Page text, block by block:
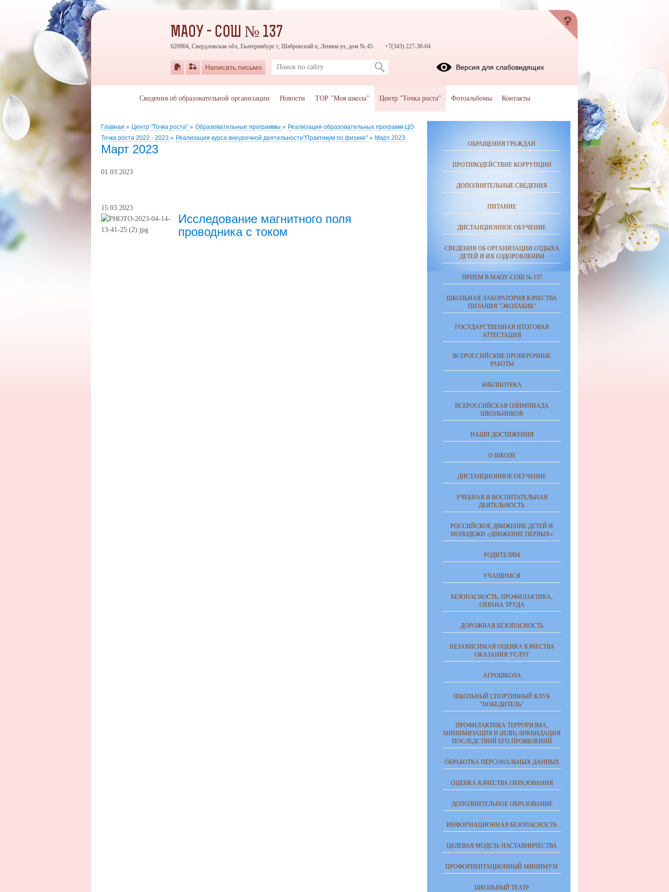
Главная » Центр "Точка роста" » Образовательные программы » Реализация образовательных программ ЦО
Точка роста 2022 - 2023 » Реализация курса внеурочной деятельности"Практикум по физике" » Март 2023
Март 2023
01.03.2023
15.03.2023
Исследование магнитного поля
проводника с током
ОБРАЩЕНИЯ ГРАЖДАН
ПРОТИВОДЕЙСТВИЕ КОРРУПЦИИ
ДОПОЛНИТЕЛЬНЫЕ СВЕДЕНИЯ
ПИТАНИЕ
ДИСТАНЦИОННОЕ ОБУЧЕНИЕ
СВЕДЕНИЯ ОБ ОРГАНИЗАЦИИ ОТДЫХА
ДЕТЕЙ И ИХ ОЗДОРОВЛЕНИИ
ПРИЕМ В МАОУ-СОШ № 137
ШКОЛЬНАЯ ЛАБОРАТОРИЯ КАЧЕСТВА
ПИТАНИЯ "ЭКОЛАБИК"
ГОСУДАРСТВЕННАЯ ИТОГОВАЯ
АТТЕСТАЦИЯ
ВСЕРОССИЙСКИЕ ПРОВЕРОЧНЫЕ
РАБОТЫ
БИБЛИОТЕКА
ВСЕРОССИЙСКАЯ ОЛИМПИАДА
ШКОЛЬНИКОВ
НАШИ ДОСТИЖЕНИЯ
О ШКОЛЕ
ДИСТАНЦИОННОЕ ОБУЧЕНИЕ
УЧЕБНАЯ И ВОСПИТАТЕЛЬНАЯ
ДЕЯТЕЛЬНОСТЬ
РОССИЙСКОЕ ДВИЖЕНИЕ ДЕТЕЙ И
МОЛОДЕЖИ «ДВИЖЕНИЕ ПЕРВЫХ»
РОДИТЕЛЯМ
УЧАЩИМСЯ
БЕЗОПАСНОСТЬ, ПРОФИЛАКТИКА,
ОХРАНА ТРУДА
ДОРОЖНАЯ БЕЗОПАСНОСТЬ
НЕЗАВИСИМАЯ ОЦЕНКА КАЧЕСТВА
ОКАЗАНИЯ УСЛУГ
АГРОШКОЛА
ШКОЛЬНЫЙ СПОРТИВНЫЙ КЛУБ
"ПОБЕДИТЕЛЬ"
ПРОФИЛАКТИКА ТЕРРОРИЗМА,
МИНИМИЗАЦИЯ И (ИЛИ) ЛИКВИДАЦИЯ
ПОСЛЕДСТВИЙ ЕГО ПРОЯВЛЕНИЙ
ОБРАБОТКА ПЕРСОНАЛЬНЫХ ДАННЫХ
ОЦЕНКА КАЧЕСТВА ОБРАЗОВАНИЯ
ДОПОЛНИТЕЛЬНОЕ ОБРАЗОВАНИЕ
ИНФОРМАЦИОННАЯ БЕЗОПАСНОСТЬ
ЦЕЛЕВАЯ МОДЕЛЬ НАСТАВНИЧЕСТВА
ПРОФОРИЕНТАЦИОННЫЙ МИНИМУМ
ШКОЛЬНЫЙ ТЕАТР
МАОУ - СОШ № 137
620904, Свердловская обл, Екатеринбург г, Шабровский п, Ленина ул, дом № 45 +7(343) 227-30-04
Написать письмо Версия для слабовидящих
Сведения об образовательной организации Новости ТОР "Моя школа" Центр "Точка роста" Фотоальбомы Контакты